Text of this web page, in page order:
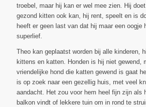
troebel, maar hij kan er wel mee zien. Hij
gezond kitten ook kan, hij rent, speelt en is
heeft er geen last van dat hij maar een oogje
superlief.
Theo kan geplaatst worden bij alle kinderen,
kittens en katten. Honden is hij niet gewend,
vriendelijke hond die katten gewend is gaat
is op zoek naar een gezellig huis, met veel
aandacht. Het zou voor hem heel fijn zijn als
balkon vindt of lekkere tuin om in rond te